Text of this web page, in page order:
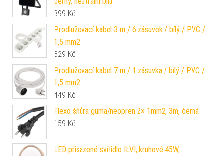
899 Kč
Prodlužovací kabel 3 m / 6 zásuvek / bílý / PVC /
1,5 mm2
329 Kč
Prodlužovací kabel 7 m / 1 zásuvka / bílý / PVC /
1,5 mm2
449 Kč
Flexo šňůra guma/neopren 2× 1mm2, 3m, černá
159 Kč
LED přisazené svítidlo ILVI, kruhové 45W,